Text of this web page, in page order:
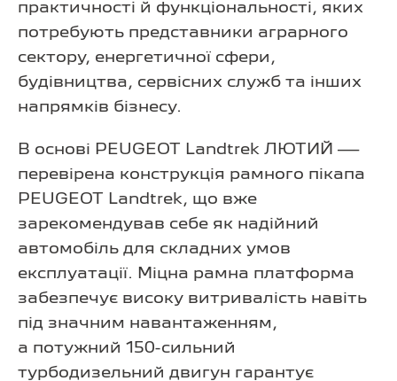
практичності й функціональності, яких
потребують представники аграрного
сектору, енергетичної сфери,
будівництва, сервісних служб та інших
напрямків бізнесу.
В основі PEUGEOT Landtrek ЛЮТИЙ —
перевірена конструкція рамного пікапа
PEUGEOT Landtrek, що вже
зарекомендував себе як надійний
автомобіль для складних умов
експлуатації. Міцна рамна платформа
забезпечує високу витривалість навіть
під значним навантаженням,
а потужний 150-сильний
турбодизельний двигун гарантує